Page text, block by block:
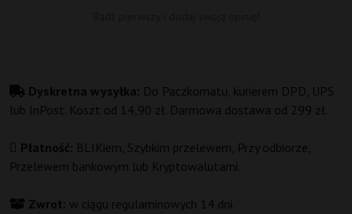
Dyskretna wysyłka: Do Paczkomatu, kurierem DPD, UPS
lub InPost. Koszt od 14,90 zł. Darmowa dostawa od 299 zł.
Płatność: BLIKiem, Szybkim przelewem, Przy odbiorze,
Przelewem bankowym lub Kryptowalutami.
Zwrot: w ciągu regulaminowych 14 dni.